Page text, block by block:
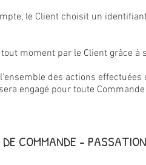
le Client choisit un
moment par le Client grâce à
des actions
engagé pour toute
COMMANDE - PASSATION